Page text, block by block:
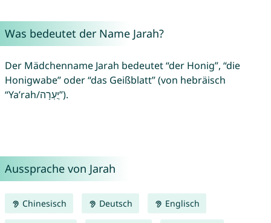
Was bedeutet der Name Jarah?
Der Mädchenname Jarah bedeutet “der Honig”, “die
Honigwabe” oder “das Geißblatt” (von hebräisch
“Ya’rah/יֲעְרָה”).
Aussprache von Jarah
Chinesisch Deutsch Englisch